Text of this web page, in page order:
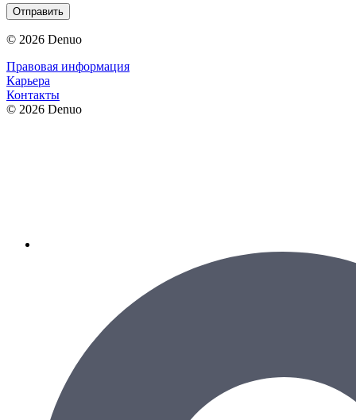
Отправить
© 2026 Denuo
Правовая информация
Карьера
Контакты
© 2026 Denuo